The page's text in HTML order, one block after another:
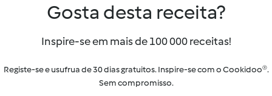
Gosta desta receita?
Inspire-se em mais de 100 000 receitas!
Registe-se e usufrua de 30 dias gratuitos. Inspire-se com o Cookidoo®.
Sem compromisso.